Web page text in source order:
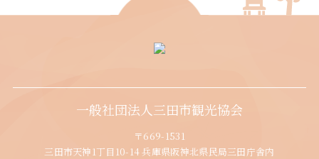
一般社団法人三田市観光協会
〒669-1531
三田市天神1丁目10-14 兵庫県阪神北県民局三田庁舎内